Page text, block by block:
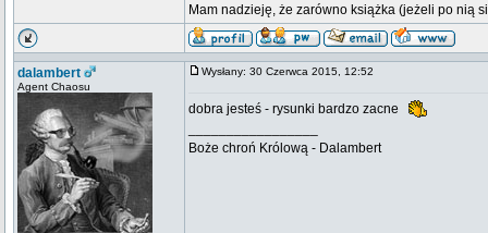
Mam nadzieję, że zarówno książka (jeżeli po nią
dalambert
Agent Chaosu
Wysłany: 30 Czerwca 2015, 12:52
dobra jesteś - rysunki bardzo zacne
Boże chroń Królową - Dalambert